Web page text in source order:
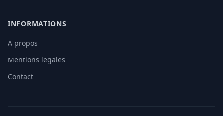
INFORMATIONS
A propos
Mentions legales
Contact